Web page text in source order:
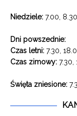
Niedziele: 7.00,
Dni powszednie:
Czas letni: 7.30,
Czas zimowy: 7.30,
Święta zniesione: